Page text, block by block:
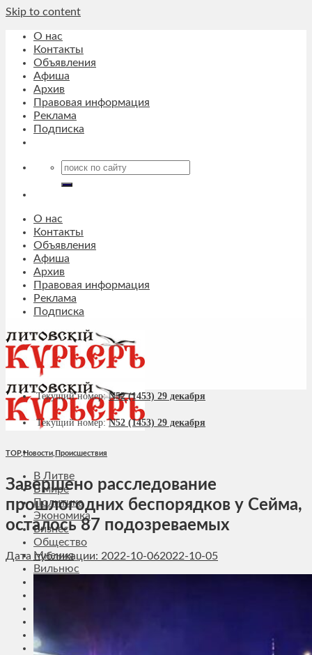
Skip to content
О нас
Контакты
Объявления
Афиша
Архив
Правовая информация
Реклама
Подписка
О нас
Контакты
Объявления
Афиша
Архив
Правовая информация
Реклама
Подписка
В Литве
В мире
Политика
Экономика
Бизнес
Общество
Мнения
Вильнюс
Соседи
Транспорт
Выбор читателей
Текущий номер:N52 (1453) 29 декабря
Текущий номер:N52 (1453) 29 декабря
TOP,Новости Происшествия
Завершено расследование
прошлогодних беспорядков у Сейма,
осталось 87 подозреваемых
Дата публикации: 2022-10-062022-10-05